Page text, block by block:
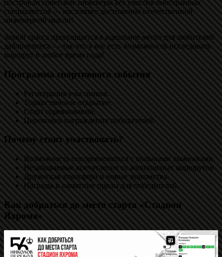
построили советские инженеры без участия иностранных
специалистов — настоящее достижение отечественной
инженерной мысли!
Зимой трасса превращается в идеальное место для любителей
даблпоулинга — так что у вас есть возможность исследовать
маршрут в любое время года!
Программа спортивного события
Регистрация участников.
Торжественное открытие.
Старт соревнований.
Церемония награждения победителей.
Почему стоит участвовать?
Возможность посоревноваться с сильными лыжниками.
Незабываемые впечатления от живописных маршрутов.
Дружеская атмосфера и новые знакомства.
Награды и памятные призы для победителей.
Как добраться до место старта «Стадион
Яхрома»